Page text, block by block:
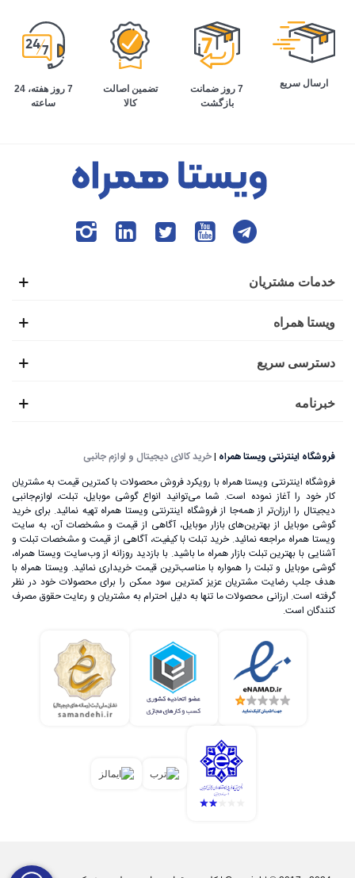
تاریخچه گوشی موبایل شیائومی
وارد بازار رقابتی گوشی‌های همراه شد. این گوشی همراه در چین،
از فروش بسیار بالایی برخوردار بود. اما سایر کشورهای غربی به
گوشی موبایل توانست، محصولات خود را در سایر کشورهای دنیا
که بعدها تصمیم گرفت تا به تولید سایر وسایل الکترونیکی مانند
گوشی شیائومی در ایران
شرکت شیائومی با تولید گوشی‌های اقتصادی و باکیفیت توانسته
است به یکی از پرفروش‌ترین برندهای گوشی هوشمند در بازار
جهانی تبدیل شود؛ به طوری که امروزه برخی آن را اپل شرق
می‌نامند. دلیل این موضوع می‌تواند طراحی فوق‌العاده محصولات
تداعی‌کننده رابط کاربری iOS است.
ارسال سریع
7 روز ضمانت
بازگشت
تضمین اصالت
کالا
7 روز هفته، 24
ساعته
خدمات مشتریان
ویستا همراه
دسترسی سریع
خبرنامه
فروشگاه اینترنتی ویستا همراه |خرید کالای دیجیتال و لوازم جانبی
فروشگاه اینترنتی ویستا همراه با رویکرد فروش محصولات با کمترین قیمت به مشتریان
کار خود را آغاز نموده است. شما می‌توانید انواع گوشی موبایل، تبلت، لوازم‌جانبی
دیجیتال را ارزان‌تر از همه‌جا از فروشگاه اینترنتی ویستا همراه تهیه نمائید. برای خرید
گوشی موبایل از بهترین‌های بازار موبایل، آگاهی از قیمت و مشخصات آن، به ‌سایت
ویستا همراه مراجعه نمائید. خرید تبلت با کیفیت، آگاهی از قیمت و مشخصات تبلت و
آشنایی با بهترین تبلت بازار همراه ما باشید. با بازدید روزانه از وب‌سایت ویستا همراه،
گوشی موبایل و تبلت را همواره با مناسب‌ترین قیمت خریداری نمائید. ویستا همراه با
هدف جلب رضایت مشتریان عزیز کمترین سود ممکن را برای محصولات خود در نظر
گرفته است. ارزانی محصولات ما تنها به دلیل احترام به مشتریان و رعایت حقوق مصرف
کنندگان است.